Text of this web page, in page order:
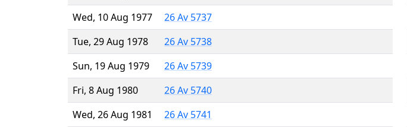
Wed, 10 Aug 1977
26 Av 5737
Tue, 29 Aug 1978
26 Av 5738
Sun, 19 Aug 1979
26 Av 5739
Fri, 8 Aug 1980
26 Av 5740
Wed, 26 Aug 1981
26 Av 5741